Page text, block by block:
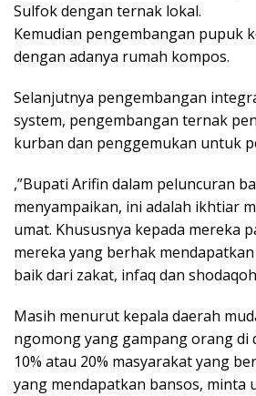
Sulfok dengan ternak lokal.
Kemudian pengembangan pupuk
dengan adanya rumah kompos.
Selanjutnya pengembangan
system, pengembangan ternak
kurban dan penggemukan untuk
,”Bupati Arifin dalam peluncuran
menyampaikan, ini adalah ikhtiar
umat. Khususnya kepada mereka
mereka yang berhak
baik dari zakat, infaq dan
Masih menurut kepala daerah
ngomong yang gampang orang di
10% atau 20% masyarakat yang
yang mendapatkan bansos, minta